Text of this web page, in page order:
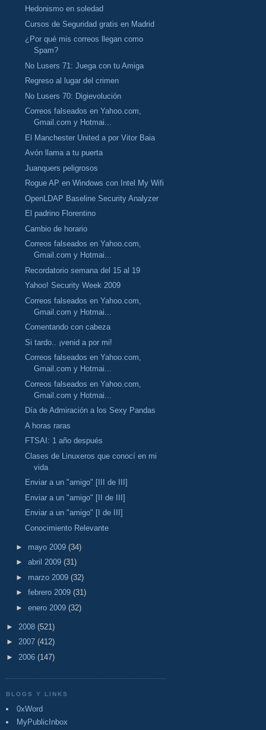
Hedonismo en soledad
Cursos de Seguridad gratis en Madrid
¿Por qué mis correos llegan como
Spam?
No Lusers 71: Juega con tu Amiga
Regreso al lugar del crimen
No Lusers 70: Digievolución
Correos falseados en Yahoo.com,
Gmail.com y Hotmai...
El Manchester United a por Vitor Baia
Avón llama a tu puerta
Juanquers peligrosos
Rogue AP en Windows con Intel My Wifi
OpenLDAP Baseline Security Analyzer
El padrino Florentino
Cambio de horario
Correos falseados en Yahoo.com,
Gmail.com y Hotmai...
Recordatorio semana del 15 al 19
Yahoo! Security Week 2009
Correos falseados en Yahoo.com,
Gmail.com y Hotmai...
Comentando con cabeza
Si tardo.. ¡venid a por mi!
Correos falseados en Yahoo.com,
Gmail.com y Hotmai...
Correos falseados en Yahoo.com,
Gmail.com y Hotmai...
Día de Admiración a los Sexy Pandas
A horas raras
FTSAI: 1 año después
Clases de Linuxeros que conocí en mi
vida
Enviar a un "amigo" [III de III]
Enviar a un "amigo" [II de III]
Enviar a un "amigo" [I de III]
Conocimiento Relevante
► mayo 2009 (34)
► abril 2009 (31)
► marzo 2009 (32)
► febrero 2009 (31)
► enero 2009 (32)
► 2008 (521)
► 2007 (412)
► 2006 (147)
BLOGS Y LINKS
0xWord
MyPublicInbox